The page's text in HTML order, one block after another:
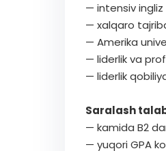
— intensiv
— xalqaro
— Amerika
— liderlik va
— liderlik
Saralash
— kamida B2
— yuqori GPA